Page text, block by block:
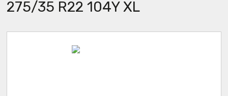
275/35 R22 104Y XL